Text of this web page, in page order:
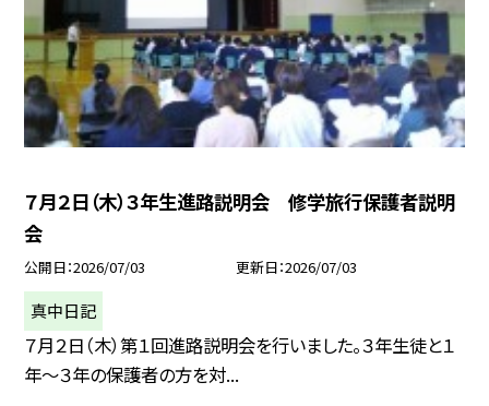
７月２日（木）３年生進路説明会 修学旅行保護者説明
会
公開日 2026/07/03 更新日 2026/07/03
真中日記
７月２日（木）第１回進路説明会を行いました。３年生徒と１
年〜３年の保護者の方を対...